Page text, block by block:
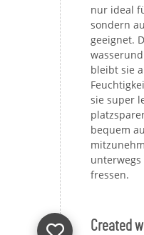
nur ideal
sondern
geeignet.
bleibt sie
sie super
bequem
fressen.
Created